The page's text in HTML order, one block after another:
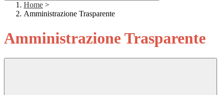
Home >
Amministrazione Trasparente
Amministrazione Trasparente